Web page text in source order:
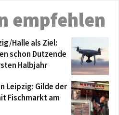
empfehlen
Halle als Ziel:
schon Dutzende
Halbjahr
Leipzig: Gilde der
Fischmarkt am